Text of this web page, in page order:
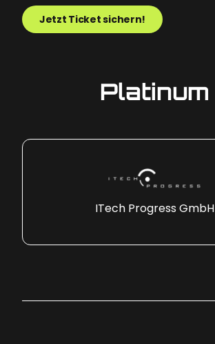
Jetzt Ticket sichern!
Platinum
ITech Progress GmbH